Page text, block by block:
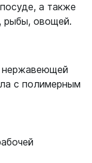
а также
рыбы, овощей.
нержавеющей
с полимерным